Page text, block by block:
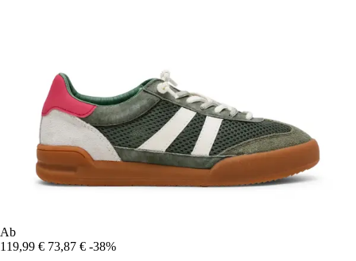
Ab
119,99 € 73,87 € -38%